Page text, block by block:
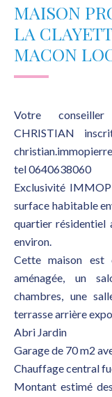
MAISON
LA
MACON
Votre
CHRISTIAN
tel 0640638060
Exclusivité
surface habitable
quartier résidentiel
environ.
Cette maison est
aménagée, un
chambres, une
terrasse arrière
Abri Jardin
Garage de 70 m2
Chauffage central
Montant estimé